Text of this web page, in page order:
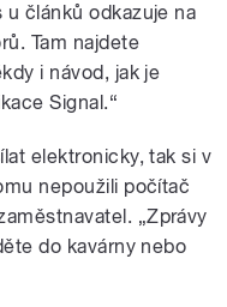
u článků odkazuje na
Tam najdete
i návod, jak je
Signal.“
elektronicky, tak si v
nepoužili počítač
„Zprávy
do kavárny nebo